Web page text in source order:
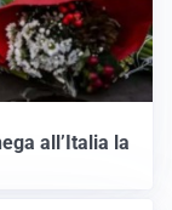
all’Italia la